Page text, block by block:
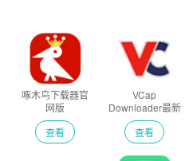
啄木鸟下载器官
网版
查看
VCap
Downloader最新
版
查看